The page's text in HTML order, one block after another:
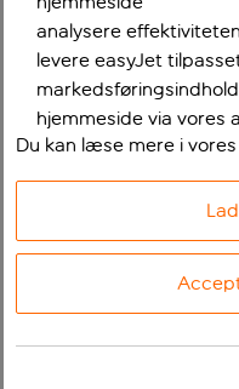
analysere
levere easyJet
hjemmeside via vores
Du kan læse mere i